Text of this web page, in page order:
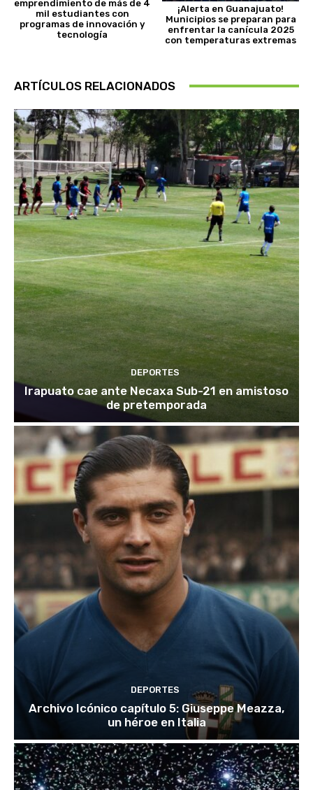
emprendimiento de más de 4
mil estudiantes con
programas de innovación y
tecnología
¡Alerta en Guanajuato!
Municipios se preparan para
enfrentar la canícula 2025
con temperaturas extremas
ARTÍCULOS RELACIONADOS
DEPORTES
Irapuato cae ante Necaxa Sub-21 en amistoso
de pretemporada
DEPORTES
Archivo Icónico capítulo 5: Giuseppe Meazza,
un héroe en Italia